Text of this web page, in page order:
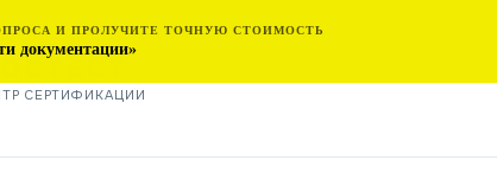
СЕРТИФИКАЦИИ
И ПРОЛУЧИТЕ ТОЧНУЮ СТОИМОСТЬ
документации»